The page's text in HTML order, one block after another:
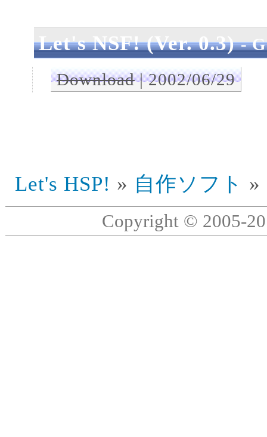
Let's NSF! (Ver. 0.3)-
Download| 2002/06/29
Let's HSP! » 自作ソフト »
Copyright © 2005-